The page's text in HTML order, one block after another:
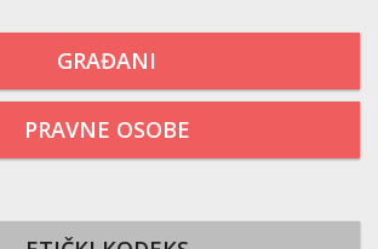
GRAĐANI
PRAVNE OSOBE